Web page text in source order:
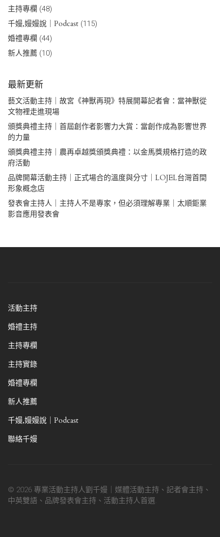
主持專欄 (48)
千嫚,嫚嫚說｜Podcast (115)
婚禮專欄 (44)
新人推薦 (10)
最新更新
藝文活動主持｜故宮《神獸再現》特展開幕記者會：當神獸從
文物裡走進現場
頒獎典禮主持｜首屆創作者影響力大賞：當創作成為影響世界
的力量
頒獎典禮主持｜農再卓越獎頒獎典禮：以金馬獎規格打造的政
府活動
品牌開幕活動主持｜正式場合的溫度與分寸｜LOJEL台灣首間
形象概念店
發表會主持人｜主持人不是專家，但必須理解專業｜太順鉅業
影音應用發表會
活動主持
婚禮主持
主持專欄
主持實錄
婚禮專欄
新人推薦
千嫚,嫚嫚說｜Podcast
聯絡千嫚
© 2026 專業活動主持人劉千嫚｜媒體活動主持、記者會主持、
中英雙語、品牌發表會主持、活動主持人首選.